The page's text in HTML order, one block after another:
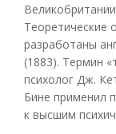
Теоретические
разработаны
(1883). Термин
психолог Дж.
Бине применил
к высшим